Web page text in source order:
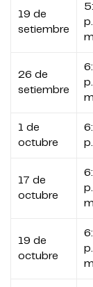
19 de
setiembre
p.
26 de
setiembre
p.
1 de
octubre
17 de
octubre
p.
19 de
octubre
p.